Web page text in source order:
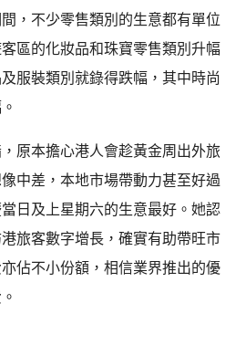
，不少零售類別的生意都有單位
區的化妝品和珠寶零售類別升幅
服裝類別就錄得跌幅，其中時尚
原本擔心港人會趁黃金周出外旅
中差，本地市場帶動力甚至好過
日及上星期六的生意最好。她認
旅客數字增長，確實有助帶旺市
佔不小份額，相信業界推出的優